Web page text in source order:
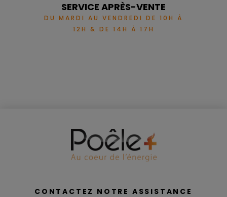
SERVICE APRÈS-VENTE
DU MARDI AU VENDREDI DE 10H À
12H & DE 14H À 17H
CONTACTEZ NOTRE ASSISTANCE